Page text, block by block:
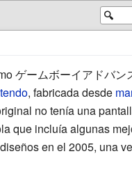
🔍
ゲームボーイアドバ
, fabricada desde
no tenía una
que incluía algunas
en el 2005, una